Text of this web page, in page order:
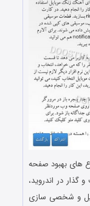
با موضوع های بهبود صفحه
در اندروید،
و شخصی سازی